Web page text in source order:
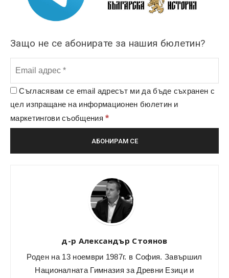
Защо не се абонирате за нашия бюлетин?
Съгласявам се email адресът ми да бъде съхранен с
цел изпращане на информационен бюлетин и
маркетингови съобщения*
д-р Александър Стоянов
Роден на 13 ноември 1987г. в София. Завършил
Националната Гимназия за Древни Езици и